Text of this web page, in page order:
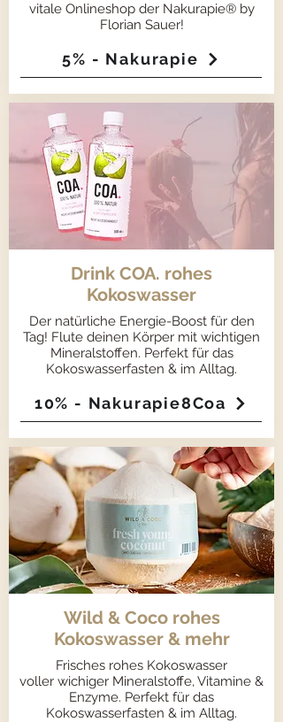
vitale Onlineshop der Nakurapie® by
Florian Sauer!
5% - Nakurapie
Drink COA. rohes
Kokoswasser
Der natürliche Energie-Boost für den
Tag! Flute deinen Körper mit wichtigen
Mineralstoffen. Perfekt für das
Kokoswasserfasten & im Alltag.
10% - Nakurapie8Coa
Wild & Coco rohes
Kokoswasser & mehr
Frisches rohes Kokoswasser
voller wichiger Mineralstoffe, Vitamine &
Enzyme. Perfekt für das
Kokoswasserfasten & im Alltag.